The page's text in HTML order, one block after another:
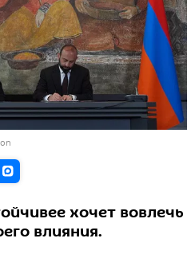
хочет вовлечь
влияния.